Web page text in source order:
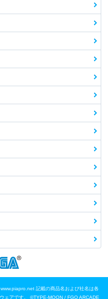
記載の商品名および社名は各
ェアです。
©TYPE-MOON / FGO ARCADE